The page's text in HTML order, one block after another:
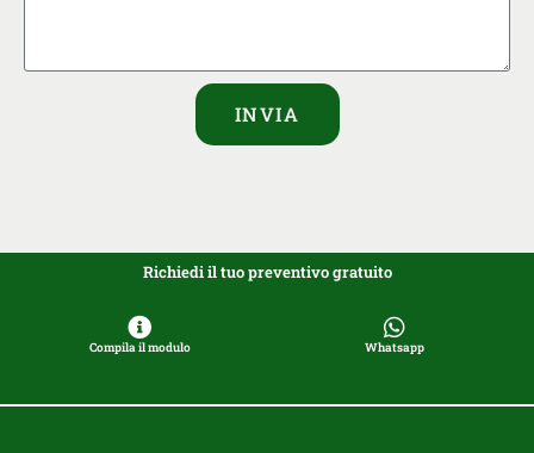
INVIA
Richiedi il tuo preventivo gratuito
Compila il modulo Whatsapp